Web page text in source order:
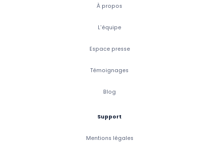
À propos
L'équipe
Espace presse
Témoignages
Blog
Support
Mentions légales